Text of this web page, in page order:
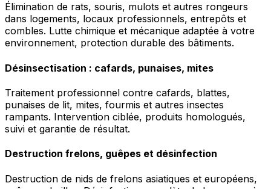
Élimination de rats, souris, mulots et autres rongeurs
dans logements, locaux professionnels, entrepôts et
combles. Lutte chimique et mécanique adaptée à votre
environnement, protection durable des bâtiments.
Désinsectisation : cafards, punaises, mites
Traitement professionnel contre cafards, blattes,
punaises de lit, mites, fourmis et autres insectes
rampants. Intervention ciblée, produits homologués,
suivi et garantie de résultat.
Destruction frelons, guêpes et désinfection
Destruction de nids de frelons asiatiques et européens,